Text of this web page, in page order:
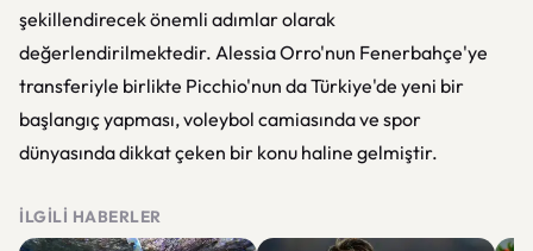
şekillendirecek önemli adımlar olarak
değerlendirilmektedir. Alessia Orro'nun Fenerbahçe'ye
transferiyle birlikte Picchio'nun da Türkiye'de yeni bir
başlangıç yapması, voleybol camiasında ve spor
dünyasında dikkat çeken bir konu haline gelmiştir.
İLGILI HABERLER